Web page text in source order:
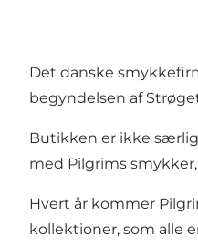
Det danske
begyndelsen af
Butikken er ikke
med Pilgrims
Hvert år kommer
kollektioner, som alle